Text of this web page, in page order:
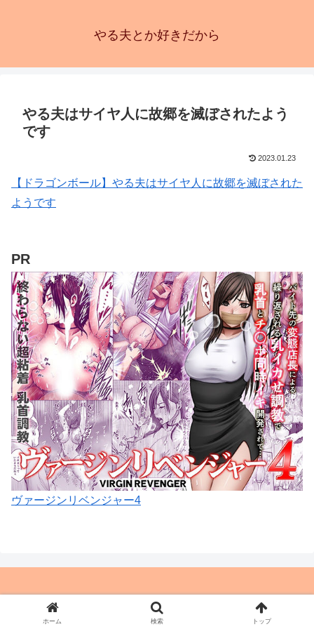
やる夫とか好きだから
やる夫はサイヤ人に故郷を滅ぼされたよう
です
2023.01.23
【ドラゴンボール】やる夫はサイヤ人に故郷を滅ぼされた
ようです
PR
ヴァージンリベンジャー4
© やる夫とか好きだから
ホーム 検索 トップ